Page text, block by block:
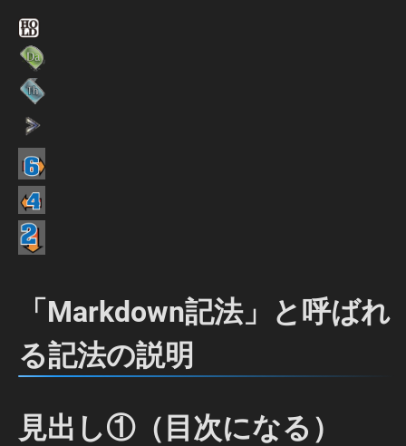
「Markdown記法」と呼ばれ
る記法の説明
見出し①（目次になる）